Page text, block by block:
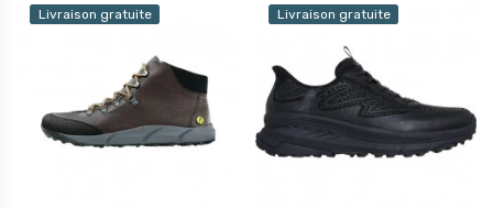
Livraison gratuite Livraison gratuite